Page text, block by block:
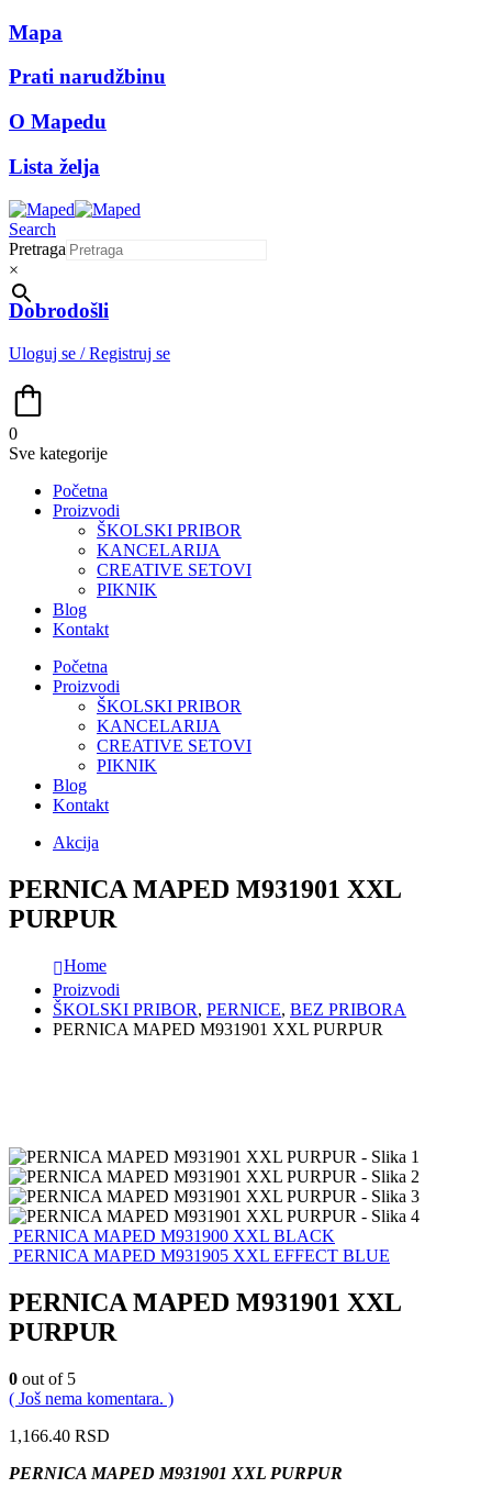
Mapa
Prati narudžbinu
O Mapedu
Lista želja
Search
Pretraga
×
Dobrodošli
Uloguj se / Registruj se
0
Sve kategorije
Početna
Proizvodi
ŠKOLSKI PRIBOR
KANCELARIJA
CREATIVE SETOVI
PIKNIK
Blog
Kontakt
Početna
Proizvodi
ŠKOLSKI PRIBOR
KANCELARIJA
CREATIVE SETOVI
PIKNIK
Blog
Kontakt
Akcija
PERNICA MAPED M931901 XXL
PURPUR
Home
Proizvodi
ŠKOLSKI PRIBOR, PERNICE, BEZ PRIBORA
PERNICA MAPED M931901 XXL PURPUR
PERNICA MAPED M931900 XXL BLACK
PERNICA MAPED M931905 XXL EFFECT BLUE
PERNICA MAPED M931901 XXL
PURPUR
0 out of 5
( Još nema komentara. )
1,166.40 RSD
PERNICA MAPED M931901 XXL PURPUR